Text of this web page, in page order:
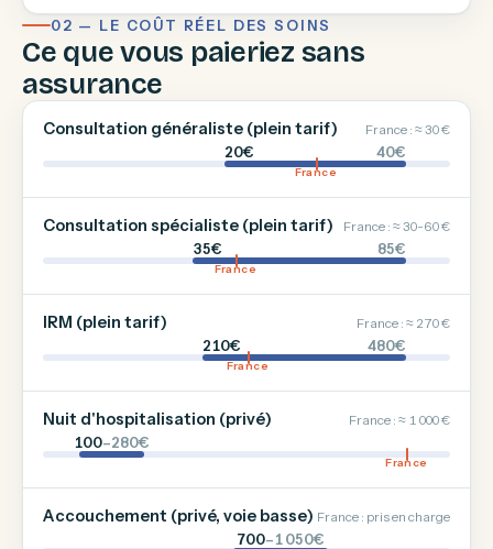
02 — LE COÛT RÉEL DES SOINS
Ce que vous paieriez sans
assurance
Consultation généraliste (plein tarif) France : ≈ 30 €
20€ 40€
France
Consultation spécialiste (plein tarif) France : ≈ 30-60 €
35€ 85€
France
IRM (plein tarif) France : ≈ 270 €
210€ 480€
France
Nuit d'hospitalisation (privé) France : ≈ 1 000 €
100–280€
France
Accouchement (privé, voie basse) France : pris en charge
700–1 050€